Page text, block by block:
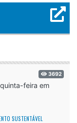
3692
feira em
SUSTENTÁVEL